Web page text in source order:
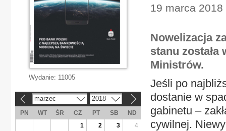
19 marca
Nowelizacja
stanu została
Ministrów.
Jeśli po
dostanie w
gabinetu –
cywilnej.
Wydanie: 11005
marzec 2018
PN WT ŚR CZ PT SB
ND
1
2 3
4